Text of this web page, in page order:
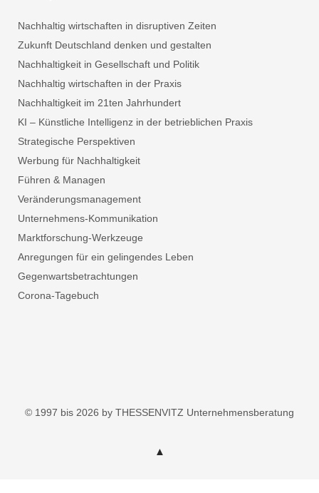
Nachhaltig wirtschaften in disruptiven Zeiten
Zukunft Deutschland denken und gestalten
Nachhaltigkeit in Gesellschaft und Politik
Nachhaltig wirtschaften in der Praxis
Nachhaltigkeit im 21ten Jahrhundert
KI – Künstliche Intelligenz in der betrieblichen Praxis
Strategische Perspektiven
Werbung für Nachhaltigkeit
Führen & Managen
Veränderungsmanagement
Unternehmens-Kommunikation
Marktforschung-Werkzeuge
Anregungen für ein gelingendes Leben
Gegenwartsbetrachtungen
Corona-Tagebuch
© 1997 bis 2026 by THESSENVITZ Unternehmensberatung